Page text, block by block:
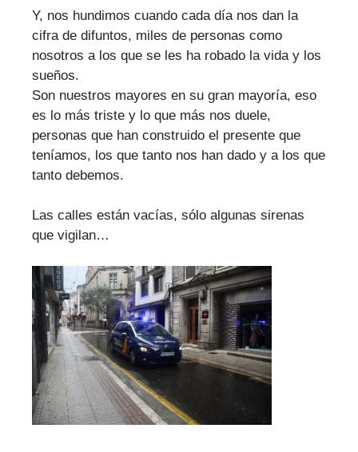
Y, nos hundimos cuando cada día nos dan la
cifra de difuntos, miles de personas como
nosotros a los que se les ha robado la vida y los
sueños.
Son nuestros mayores en su gran mayoría, eso
es lo más triste y lo que más nos duele,
personas que han construido el presente que
teníamos, los que tanto nos han dado y a los que
tanto debemos.
Las calles están vacías, sólo algunas sirenas
que vigilan…